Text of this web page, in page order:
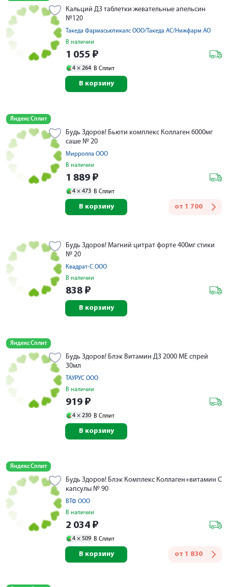
Кальций Д3 таблетки жевательные апельсин
№120
Такеда Фармасьютикалс ООО/Такеда АС/Нижфарм АО
В наличии
1 055 ₽
4 × 264 В Сплит
В корзину
Яндекс Сплит
Будь Здоров! Бьюти комплекс Коллаген 6000мг
саше № 20
Мирролла ООО
В наличии
1 889 ₽
4 × 473 В Сплит
от 1 700
В корзину
Будь Здоров! Магний цитрат форте 400мг стики
№ 20
Квадрат-С ООО
В наличии
838 ₽
В корзину
Яндекс Сплит
Будь Здоров! Блэк Витамин Д3 2000 МЕ спрей
30мл
ТАУРУС ООО
В наличии
919 ₽
4 × 230 В Сплит
В корзину
Яндекс Сплит
Будь Здоров! Блэк Комплекс Коллаген+витамин С
капсулы № 90
ВТФ ООО
В наличии
2 034 ₽
4 × 509 В Сплит
от 1 830
В корзину